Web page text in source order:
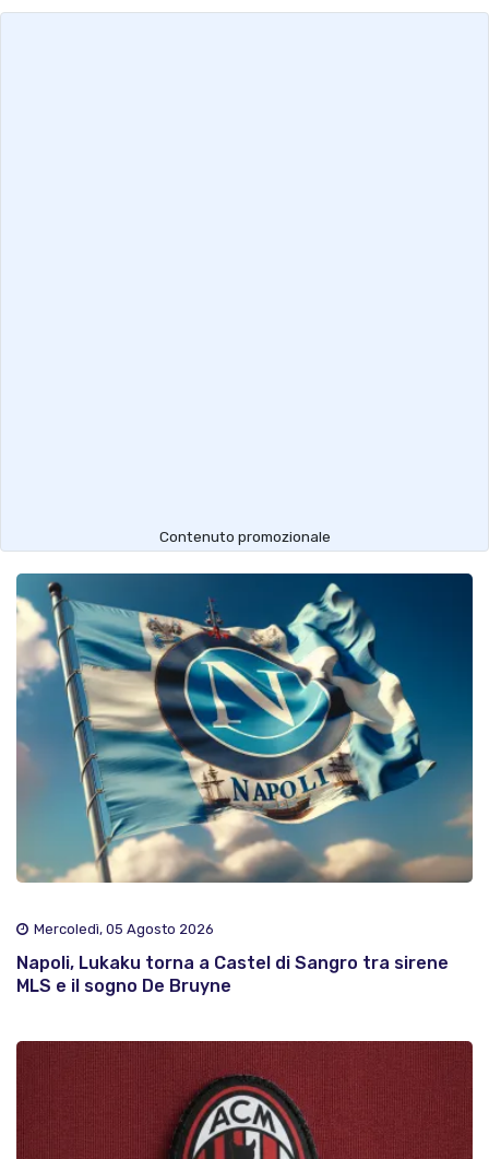
Contenuto promozionale
Mercoledì, 05 Agosto 2026
Napoli, Lukaku torna a Castel di Sangro tra sirene
MLS e il sogno De Bruyne